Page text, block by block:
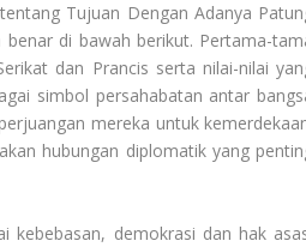
Tujuan Dengan Adanya
di bawah berikut. Pertama-
dan Prancis serta nilai-nilai
simbol persahabatan antar
mereka untuk
hubungan diplomatik yang
kebebasan, demokrasi dan hak